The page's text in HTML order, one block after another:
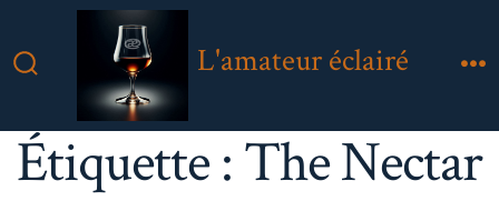
au
Bascule
Rechercher
L'amateur éclairé
Étiquette :The Nectar